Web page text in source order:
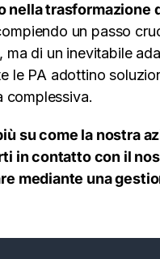
nella trasformazione
un passo
ma di un inevitabile
le PA adottino
complessiva.
su come la nostra
in contatto con il
mediante una